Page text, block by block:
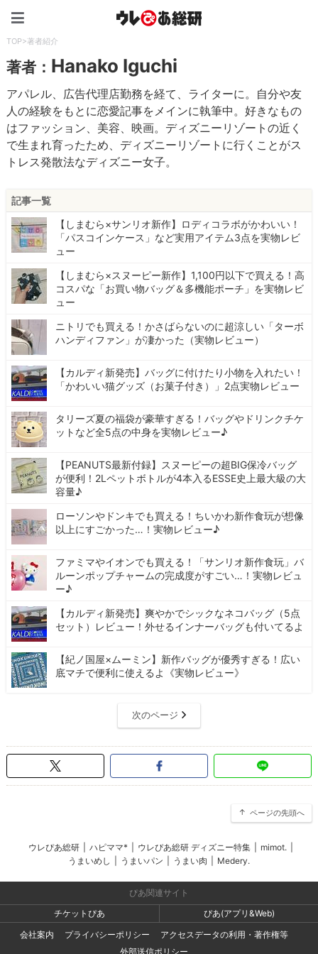
TOP>著者紹介
著者： Hanako Iguchi
アパレル、広告代理店勤務を経て、ライターに。自分や友
人の経験をもとに恋愛記事をメインに執筆中。好きなもの
はファッション、美容、映画。ディズニーリゾートの近く
で生まれ育ったため、ディズニーリゾートに行くことがス
トレス発散法なディズニー女子。
記事一覧
【しまむら×サンリオ新作】ロディコラボがかわいい！
「パスコインケース」など実用アイテム3点を実物レビ
ュー
【しまむら×スヌーピー新作】1,100円以下で買える！高
コスパな「お買い物バッグ＆多機能ポーチ」を実物レビ
ュー
ニトリでも買える！かさばらないのに超涼しい「ターボ
ハンディファン」が凄かった（実物レビュー）
【カルディ新発売】バッグに付けたり小物を入れたい！
「かわいい猫グッズ（お菓子付き）」2点実物レビュー
タリーズ夏の福袋が豪華すぎる！バッグやドリンクチケ
ットなど全5点の中身を実物レビュー♪
【PEANUTS最新付録】スヌーピーの超BIG保冷バッグ
が便利！2Lペットボトルが4本入るESSE史上最大級の大
容量♪
ローソンやドンキでも買える！ちいかわ新作食玩が想像
以上にすごかった…！実物レビュー♪
ファミマやイオンでも買える！「サンリオ新作食玩」バ
ルーンポップチャームの完成度がすごい…！実物レビュ
ー♪
【カルディ新発売】爽やかでシックなネコバッグ（5点
セット）レビュー！外せるインナーバッグも付いてるよ
【紀ノ国屋×ムーミン】新作バッグが優秀すぎる！広い
底マチで便利に使えるよ《実物レビュー》
次のページ
ページの先頭へ
ウレぴあ総研 ハピママ* ウレぴあ総研 ディズニー特集 mimot.
うまいめし
うまいパン うまい肉 Medery.
ぴあ関連サイト
チケットぴあ
ぴあ(アプリ&Web)
会社案内
プライバシーポリシー
アクセスデータの利用・著作権等
外部送信ポリシー